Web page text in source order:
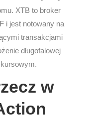
XTB to broker
i jest notowany na
transakcjami
długofalowej
w